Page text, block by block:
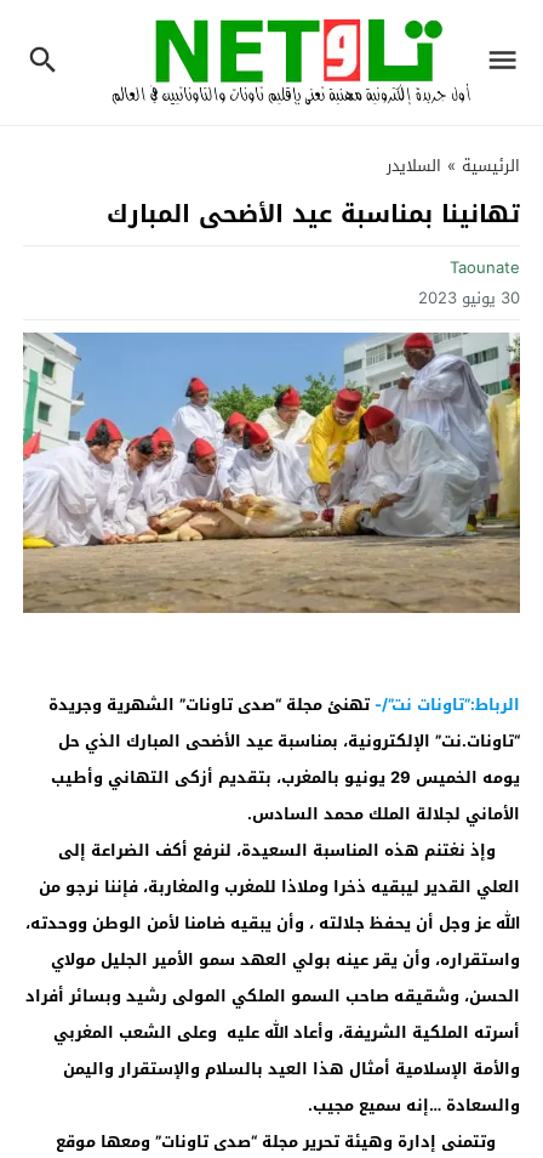
الرئيسية » السلايدر
تهانينا بمناسبة عيد الأضحى المبارك‎
Taounate
30 يونيو 2023
الرباط:”تاونات نت”/-تهنئ مجلة “صدى تاونات” الشهرية وجريدة
“تاونات.نت” الإلكترونية، بمناسبة عيد الأضحى المبارك الذي حل
يومه الخميس 29 يونيو بالمغرب، بتقديم أزكى التهاني وأطيب
الأماني لجلالة الملك محمد السادس.
وإذ نغتنم هذه المناسبة السعيدة، لنرفع أكف الضراعة إلى
العلي القدير ليبقيه ذخرا وملاذا للمغرب والمغاربة، فإننا نرجو من
الله عز وجل أن يحفظ جلالته ، وأن يبقيه ضامنا لأمن الوطن ووحدته،
واستقراره، وأن يقر عينه بولي العهد سمو الأمير الجليل مولاي
الحسن، وشقيقه صاحب السمو الملكي المولى رشيد وبسائر أفراد
أسرته الملكية الشريفة، وأعاد الله عليه وعلى الشعب المغربي
والأمة الإسلامية أمثال هذا العيد بالسلام والإستقرار واليمن
والسعادة …إنه سميع مجيب.
وتتمنى إدارة وهيئة تحرير مجلة “صدى تاونات” ومعها موقع